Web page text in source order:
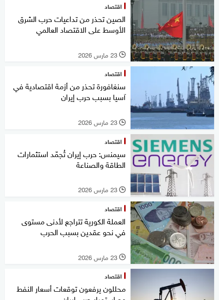
اقتصاد
الصين تحذر من تداعيات حرب الشرق
الأوسط على الاقتصاد العالمي
l 23 مارس 2026
اقتصاد
سنغافورة تحذر من أزمة اقتصادية في
آسيا بسبب حرب إيران
l 23 مارس 2026
اقتصاد
سيمنس: حرب إيران تُجمّد استثمارات
الطاقة والصناعة
l 23 مارس 2026
اقتصاد
العملة الكورية تتراجع لأدنى مستوى
في نحو عقدين بسبب الحرب
l 23 مارس 2026
اقتصاد
محللون يرفعون توقعات أسعار النفط